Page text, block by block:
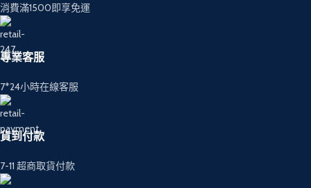
消費滿1500即享免運
專業客服
7*24小時在線客服
貨到付款
7-11 超商取貨付款